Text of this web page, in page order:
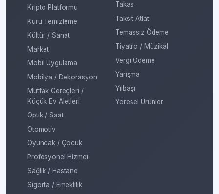
Kripto Platformu
Kuru Temizleme
Kültür / Sanat
Market
Mobil Uygulama
Mobilya / Dekorasyon
Mutfak Gereçleri /
Küçük Ev Aletleri
Optik / Saat
Otomotiv
Oyuncak / Çocuk
Profesyonel Hizmet
Sağlık / Hastane
Sigorta / Emeklilik
Takas
Taksit Atlat
Temassız Ödeme
Tiyatro / Müzikal
Vergi Ödeme
Yarışma
Yılbaşı
Yöresel Ürünler